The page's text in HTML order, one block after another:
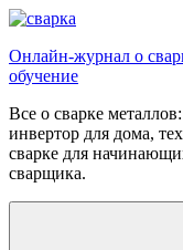
Перейти
содержимому
Онлайн-журнал о
обучение
Все о сварке
инвертор для дома,
сварке для
сварщика.